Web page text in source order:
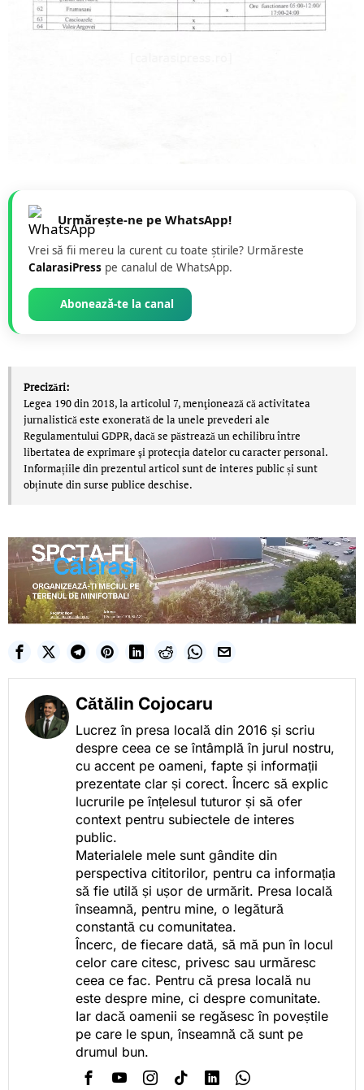
Urmărește-ne pe WhatsApp!
Vrei să fii mereu la curent cu toate știrile? Urmăreste
CalarasiPress pe canalul de WhatsApp.
Abonează-te la canal
Precizări:
Legea 190 din 2018, la articolul 7, menţionează că activitatea
jurnalistică este exonerată de la unele prevederi ale
Regulamentului GDPR, dacă se păstrează un echilibru între
libertatea de exprimare şi protecţia datelor cu caracter personal.
Informațiile din prezentul articol sunt de interes public și sunt
obținute din surse publice deschise.
Cătălin Cojocaru
Lucrez în presa locală din 2016 și scriu
despre ceea ce se întâmplă în jurul nostru,
cu accent pe oameni, fapte și informații
prezentate clar și corect. Încerc să explic
lucrurile pe înțelesul tuturor și să ofer
context pentru subiectele de interes
public.
Materialele mele sunt gândite din
perspectiva cititorilor, pentru ca informația
să fie utilă și ușor de urmărit. Presa locală
înseamnă, pentru mine, o legătură
constantă cu comunitatea.
Încerc, de fiecare dată, să mă pun în locul
celor care citesc, privesc sau urmăresc
ceea ce fac. Pentru că presa locală nu
este despre mine, ci despre comunitate.
Iar dacă oamenii se regăsesc în poveștile
pe care le spun, înseamnă că sunt pe
drumul bun.